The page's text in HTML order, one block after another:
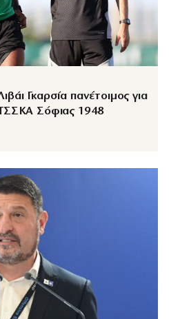
Γκαρσία πανέτοιμος για
Σόφιας 1948